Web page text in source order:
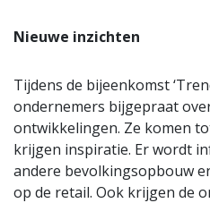
Nieuwe inzichten
Tijdens de bijeenkomst
ondernemers bijgepraat
ontwikkelingen. Ze komen
krijgen inspiratie. Er wordt
andere bevolkingsopbouw
op de retail. Ook krijgen de